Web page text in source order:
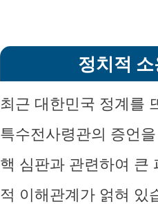
정치적
최근 대한민국 정계를
특수전사령관의 증언
핵 심판과 관련하여 큰
적 이해관계가 얽혀 있